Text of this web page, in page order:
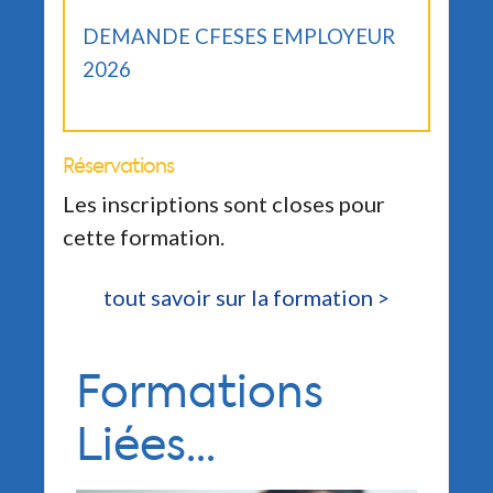
DEMANDE CFESES EMPLOYEUR
2026
Réservations
Les inscriptions sont closes pour
cette formation.
tout savoir sur la formation >
Formations
Liées...